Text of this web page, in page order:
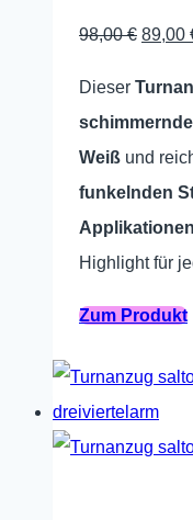
98,00€ 89,00
Dieser
Weiß und
funkelnden
Applikationen
Highlight für
Zum Produkt